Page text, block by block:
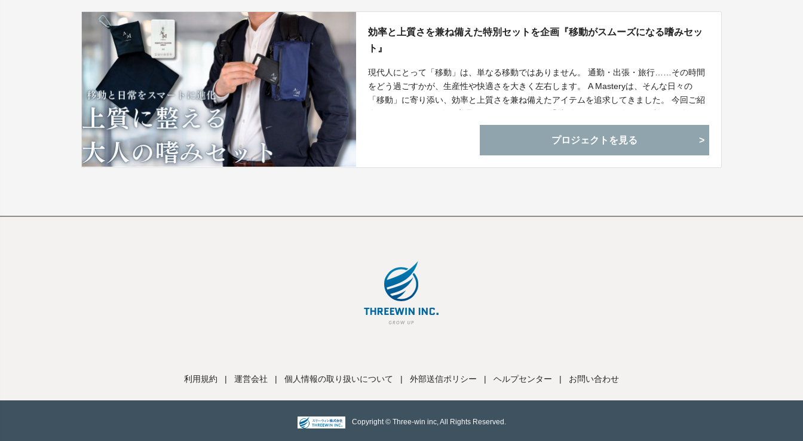
効率と上質さを兼ね備えた特別セットを企画『移動がスムーズになる嗜みセッ
ト』
現代人にとって「移動」は、単なる移動ではありません。 通勤・出張・旅行……その時間
をどう過ごすかが、生産性や快適さを大きく左右します。 A Masteryは、そんな日々の
「移動」に寄り添い、効率と上質さを兼ね備えたアイテムを追求してきました。 今回ご紹
なく、“日常を整えるアイテム” としてお届けします。
プロジェクトを見る
利用規約 | 運営会社 | 個人情報の取り扱いについて | 外部送信ポリシー | ヘルプセンター | お問い合わせ
Copyright © Three-win inc, All Rights Reserved.